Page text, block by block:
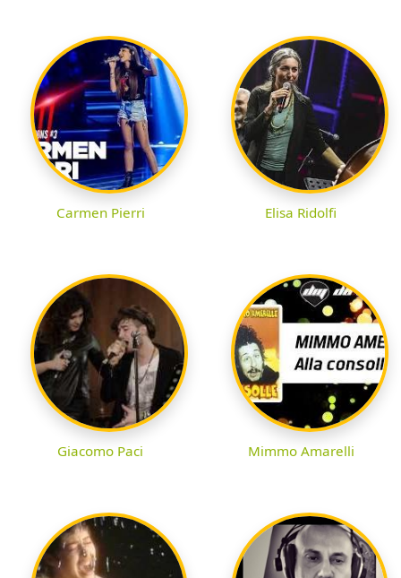
Carmen Pierri Elisa Ridolfi
Giacomo Paci Mimmo Amarelli